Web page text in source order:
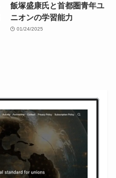
飯塚盛康氏と首都圏青年ユ
ニオンの学習能力
01/24/2025